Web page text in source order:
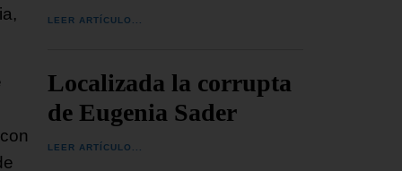
LEER ARTÍCULO...
Localizada la corrupta
de Eugenia Sader
LEER ARTÍCULO...